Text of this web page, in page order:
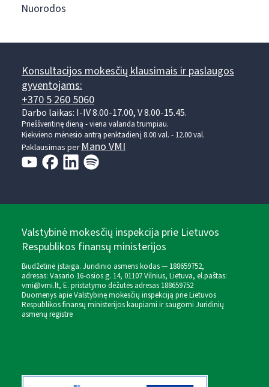
Nuorodos
Konsultacijos mokesčių klausimais ir paslaugos
gyventojams:
+370 5 260 5060
Darbo laikas: I-IV 8.00-17.00, V 8.00-15.45.
Prieššventinę dieną - viena valanda trumpiau.
Kiekvieno mėnesio antrą penktadienį 8.00 val. - 12.00 val.
Paklausimas per Mano VMI
Valstybinė mokesčių inspekcija prie Lietuvos
Respublikos finansų ministerijos
Biudžetinė įstaiga. Juridinio asmens kodas — 188659752,
adresas: Vasario 16-osios g. 14, 01107 Vilnius, Lietuva, el.paštas:
vmi@vmi.lt, E. pristatymo dėžutės adresas 188659752
Duomenys apie Valstybinę mokesčių inspekciją prie Lietuvos
Respublikos finansų ministerijos kaupiami ir saugomi Juridinių
asmenų registre